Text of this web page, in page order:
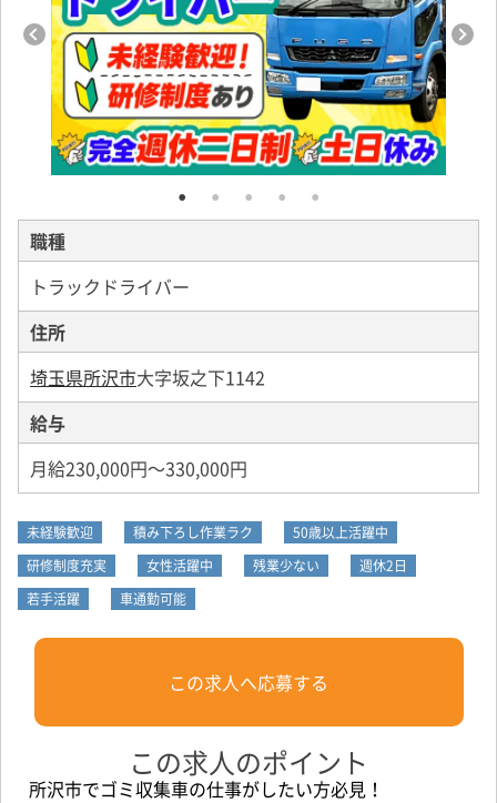
職種
トラックドライバー
住所
埼玉県所沢市大字坂之下1142
給与
月給230,000円～330,000円
未経験歓迎 積み下ろし作業ラク
50歳以上活躍中
研修制度充実
女性活躍中 残業少ない
週休2日
若手活躍
車通勤可能
この求人へ応募する
この求人のポイント
所沢市でゴミ収集車の仕事がしたい方必見！